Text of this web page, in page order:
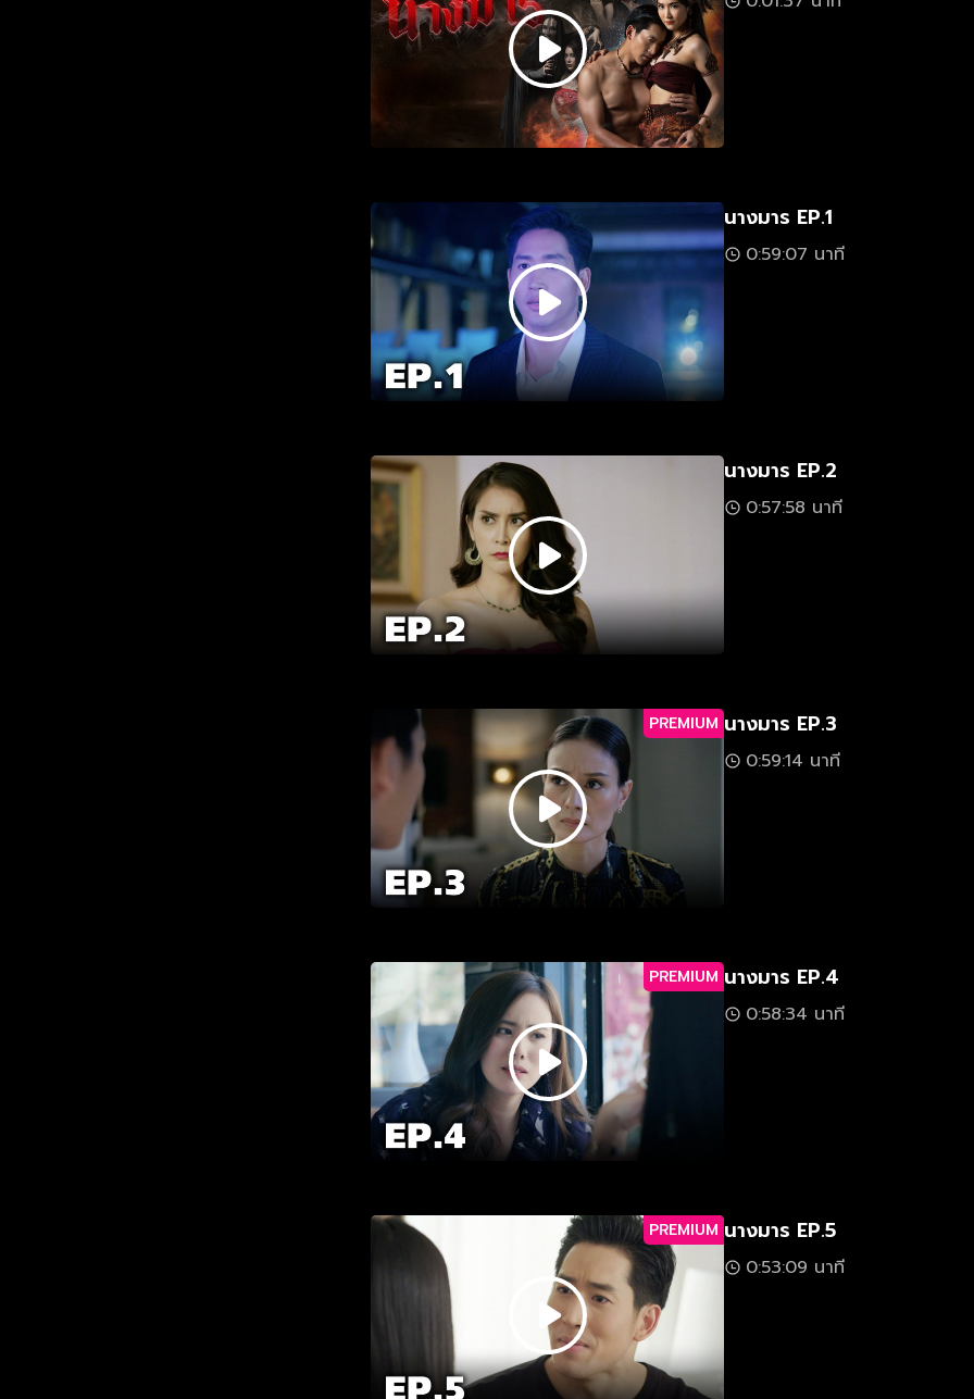
นางมาร EP.1
0:59:07 นาที
นางมาร EP.2
0:57:58 นาที
PREMIUM นางมาร EP.3
0:59:14 นาที
PREMIUM นางมาร EP.4
0:58:34 นาที
PREMIUM นางมาร EP.5
0:53:09 นาที